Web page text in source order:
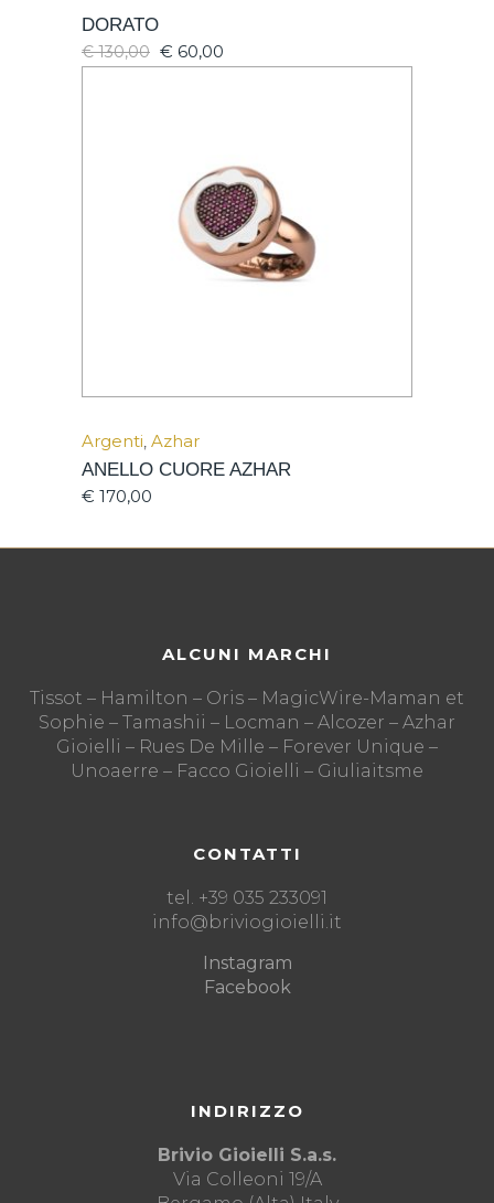
DORATO
€130,00 € 60,00
Argenti, Azhar
ANELLO CUORE AZHAR
€ 170,00
ALCUNI MARCHI
Tissot – Hamilton – Oris – MagicWire-Maman et
Sophie – Tamashii – Locman – Alcozer – Azhar
Gioielli – Rues De Mille – Forever Unique –
Unoaerre – Facco Gioielli – Giuliaitsme
CONTATTI
tel. +39 035 233091
info@briviogioielli.it
Instagram
Facebook
INDIRIZZO
Brivio Gioielli S.a.s.
Via Colleoni 19/A